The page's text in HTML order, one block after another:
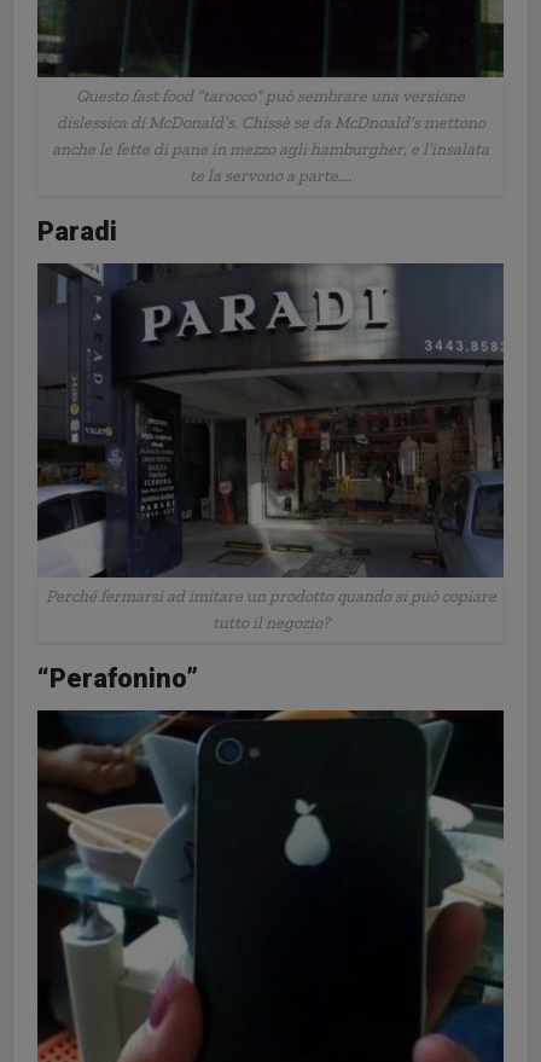
Questo fast food “tarocco” può sembrare una versione
dislessica di McDonald’s. Chissè se da McDnoald’s mettono
anche le fette di pane in mezzo agli hamburgher, e l’insalata
te la servono a parte….
Paradi
Perché fermarsi ad imitare un prodotto quando si può copiare
tutto il negozio?
“Perafonino”